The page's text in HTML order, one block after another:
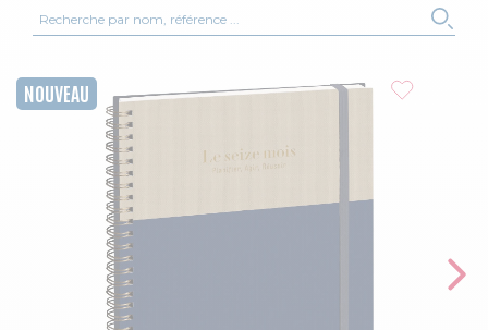
Skip to the end of the images gallery
NOUVEAU